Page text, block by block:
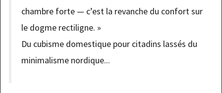
chambre forte — c’est la revanche du confort sur
le dogme rectiligne. »
Du cubisme domestique pour citadins lassés du
minimalisme nordique...